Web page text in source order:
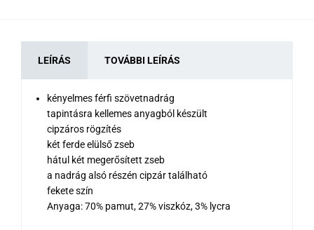
LEÍRÁS TOVÁBBI LEÍRÁS
kényelmes férfi szövetnadrág
tapintásra kellemes anyagból készült
cipzáros rögzítés
két ferde elülső zseb
hátul két megerősített zseb
a nadrág alsó részén cipzár található
fekete szín
Anyaga: 70% pamut, 27% viszkóz, 3% lycra